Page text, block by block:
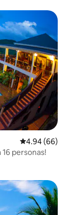
Calificación
4.94 (66)
personas!